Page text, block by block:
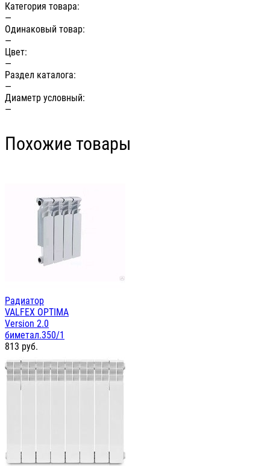
Категория товара:
—
Одинаковый товар:
—
Цвет:
—
Раздел каталога:
—
Диаметр условный:
—
Похожие товары
Радиатор
VALFEX OPTIMA
Version 2.0
биметал.350/1
813 руб.